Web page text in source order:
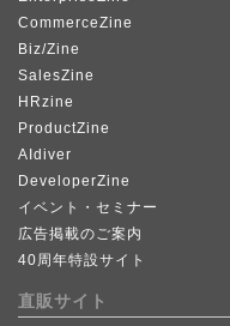
CommerceZine
Biz/Zine
SalesZine
HRzine
ProductZine
AIdiver
DeveloperZine
イベント・セミナー
広告掲載のご案内
40周年特設サイト
直販サイト